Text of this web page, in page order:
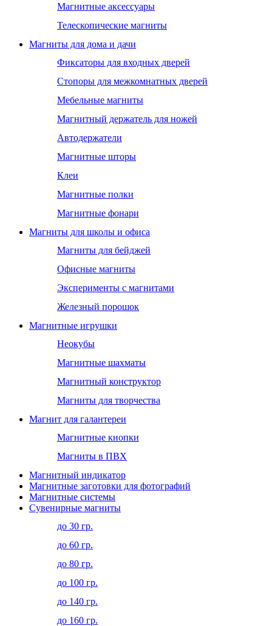
Магнитные аксессуары
Телескопические магниты
Магниты для дома и дачи
Фиксаторы для входных дверей
Стопоры для межкомнатных дверей
Мебельные магниты
Магнитный держатель для ножей
Автодержатели
Магнитные шторы
Клеи
Магнитные полки
Магнитные фонари
Магниты для школы и офиса
Магниты для бейджей
Офисные магниты
Эксперименты с магнитами
Железный порошок
Магнитные игрушки
Неокубы
Магнитные шахматы
Магнитный конструктор
Магниты для творчества
Магнит для галантереи
Магнитные кнопки
Магниты в ПВХ
Магнитный индикатор
Магнитные заготовки для фотографий
Магнитные системы
Сувенирные магниты
до 30 гр.
до 60 гр.
до 80 гр.
до 100 гр.
до 140 гр.
до 160 гр.